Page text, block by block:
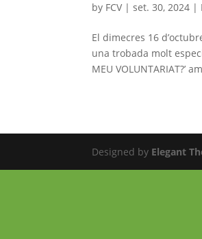
by FCV |set. 30, 2024 |
El dimecres 16
una trobada molt
MEU VOLUNTARIAT?’
Designed by Elegant